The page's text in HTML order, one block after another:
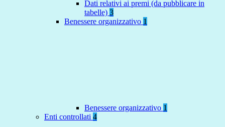
Dati relativi ai premi (da pubblicare in
tabelle) 3
Benessere organizzativo 1
Benessere organizzativo 1
Enti controllati 4